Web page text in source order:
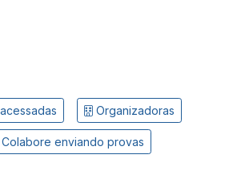
Organizadoras
Colabore enviando provas